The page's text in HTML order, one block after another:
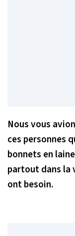
Nous vous
ces personnes
bonnets en
partout dans la
ont besoin.